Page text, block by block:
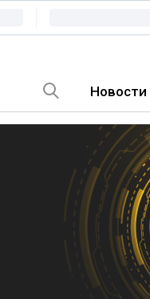
Новости